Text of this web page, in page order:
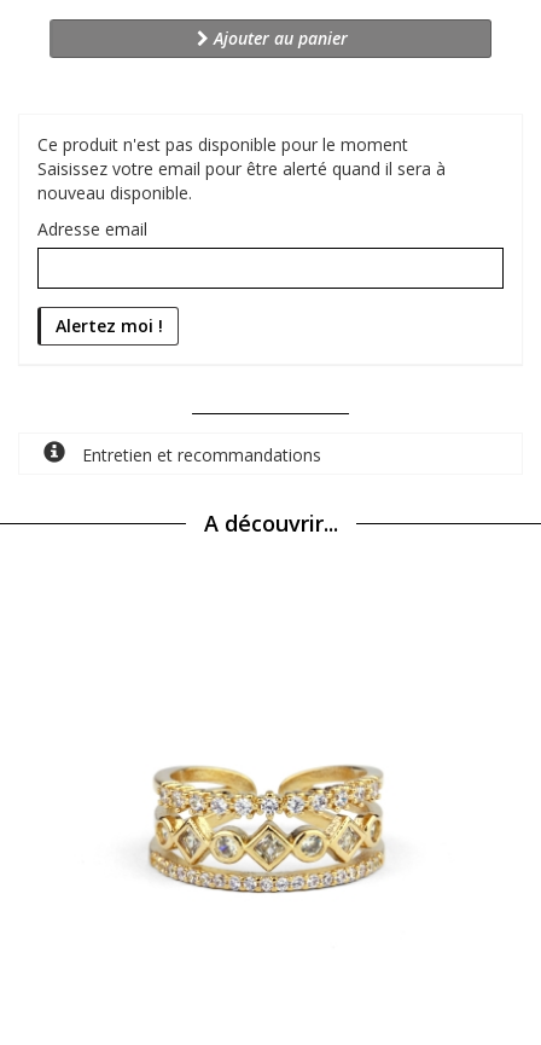
Ajouter au panier
Ce produit n'est pas disponible pour le moment
Saisissez votre email pour être alerté quand il sera à
nouveau disponible.
Adresse email
Entretien et recommandations
A découvrir...